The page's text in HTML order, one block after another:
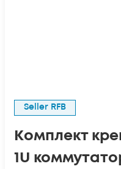
Seller RFB
Комплект
1U